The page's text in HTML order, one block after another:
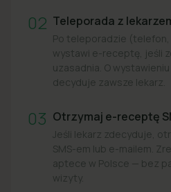
02 Teleporada z
Po teleporadzie
wystawi e-receptę, jeśli
uzasadnia. O
decyduje zawsze lekarz.
03 Otrzymaj e-receptę
Jeśli lekarz zdecyduje,
SMS-em lub e-mailem.
aptece w Polsce — bez
wizyty.